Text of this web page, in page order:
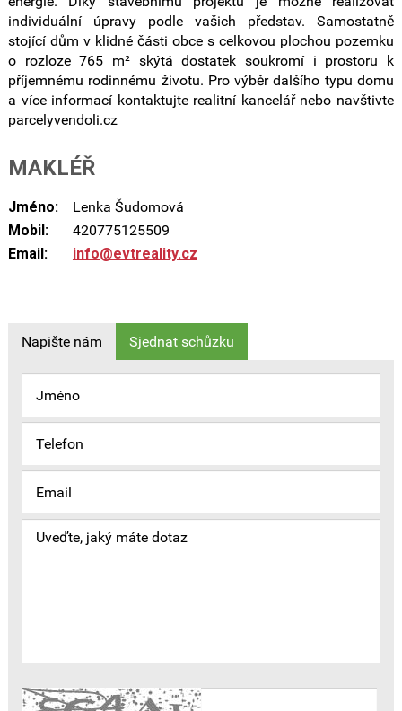
individuální úpravy podle vašich představ. Samostatně
stojící dům v klidné části obce s celkovou plochou pozemku
o rozloze 765 m² skýtá dostatek soukromí i prostoru k
příjemnému rodinnému životu. Pro výběr dalšího typu domu
a více informací kontaktujte realitní kancelář nebo navštivte
parcelyvendoli.cz
MAKLÉŘ
Jméno:
Lenka Šudomová
Mobil:
420775125509
Email:
info@evtreality.cz
Napište nám Sjednat schůzku